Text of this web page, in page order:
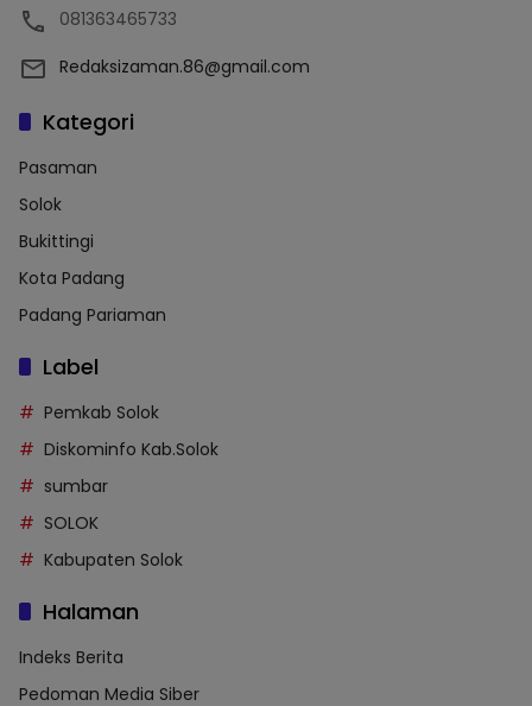
081363465733
Redaksizaman.86@gmail.com
Kategori
Pasaman
Solok
Bukittingi
Kota Padang
Padang Pariaman
Label
Pemkab Solok
Diskominfo Kab.Solok
sumbar
SOLOK
Kabupaten Solok
Halaman
Indeks Berita
Pedoman Media Siber